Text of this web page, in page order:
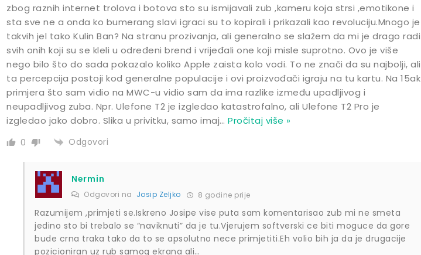
zbog raznih internet trolova i botova sto su ismijavali zub ,kameru koja strsi ,emotikone i
sta sve ne a onda ko bumerang slavi igraci su to kopirali i prikazali kao revoluciju.Mnogo je
takvih jel tako Kulin Ban? Na stranu prozivanja, ali generalno se slažem da mi je drago radi
svih onih koji su se kleli u određeni brend i vrijeđali one koji misle suprotno. Ovo je više
nego bilo što do sada pokazalo koliko Apple zaista kolo vodi. To ne znači da su najbolji, ali
ta percepcija postoji kod generalne populacije i ovi proizvođači igraju na tu kartu. Na 15ak
primjera što sam vidio na MWC-u vidio sam da ima razlike između upadljivog i
neupadljivog zuba. Npr. Ulefone T2 je izgledao katastrofalno, ali Ulefone T2 Pro je
izgledao jako dobro. Slika u privitku, samo imaj… Pročitaj više »
0 Odgovori
Nermin
Odgovori na Josip Zeljko 8 godine prije
Razumijem ,primjeti se.Iskreno Josipe vise puta sam komentarisao zub mi ne smeta
jedino sto bi trebalo se “naviknuti” da je tu.Vjerujem softverski ce biti moguce da gore
bude crna traka tako da to se apsolutno nece primjetiti.Eh volio bih ja da je drugacije
pozicioniran uz rub samog ekrana ali…